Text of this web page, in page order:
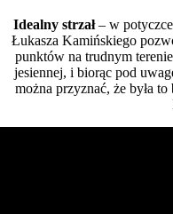
Idealny strzał– w
Łukasza Kamińskiego
punktów na trudnym
jesiennej, i biorąc pod
można przyznać, że była